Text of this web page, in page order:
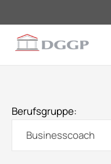
Berufsgruppe: